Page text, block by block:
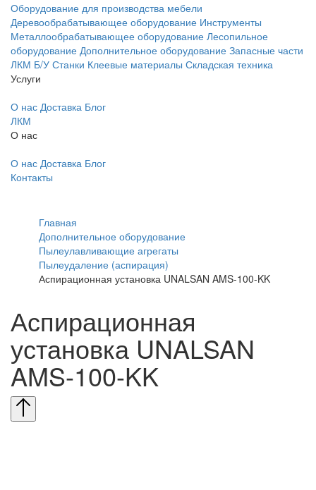
Оборудование для производства мебели
Деревообрабатывающее оборудование Инструменты
Металлообрабатывающее оборудование Лесопильное
оборудование Дополнительное оборудование Запасные части
ЛКМ Б/У Станки Клеевые материалы Складская техника
Услуги
О нас Доставка Блог
ЛКМ
О нас
О нас Доставка Блог
Контакты
Главная
Дополнительное оборудование
Пылеулавливающие агрегаты
Пылеудаление (аспирация)
Аспирационная установка UNALSAN AMS-100-KK
Аспирационная
установка UNALSAN
AMS-100-KK